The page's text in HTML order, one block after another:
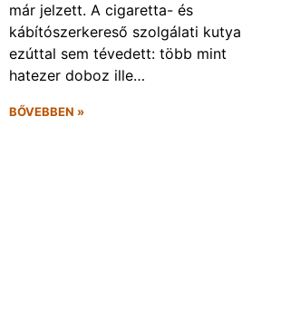
már jelzett. A cigaretta- és
kábítószerkereső szolgálati kutya
ezúttal sem tévedett: több mint
hatezer doboz ille…
BŐVEBBEN »